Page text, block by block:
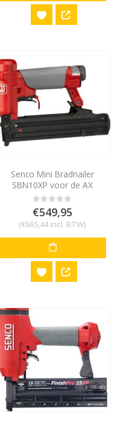
Senco Mini Bradnailer
SBN10XP voor de AX
minibrad 12 tot 25 mm
0out of 5
€549,95
(€665,44incl. BTW)